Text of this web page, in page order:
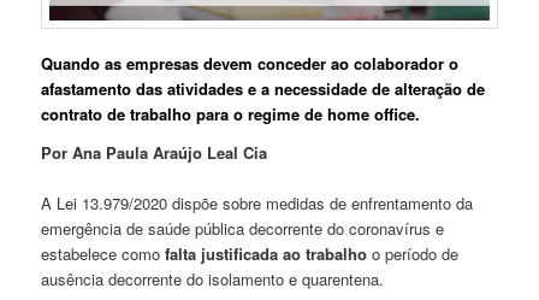
Quando as empresas devem conceder ao colaborador o
afastamento das atividades e a necessidade de alteração de
contrato de trabalho para o regime de home office.
Por Ana Paula Araújo Leal Cia
A Lei 13.979/2020 dispõe sobre medidas de enfrentamento da
emergência de saúde pública decorrente do coronavírus e
estabelece comofalta justificada ao trabalho o período de
ausência decorrente do isolamento e quarentena.